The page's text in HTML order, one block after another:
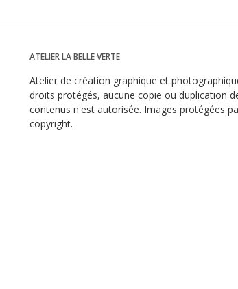
ATELIER LA BELLE VERTE
Atelier de création graphique et
droits protégés, aucune copie ou duplication
contenus n'est autorisée. Images protégées
copyright.